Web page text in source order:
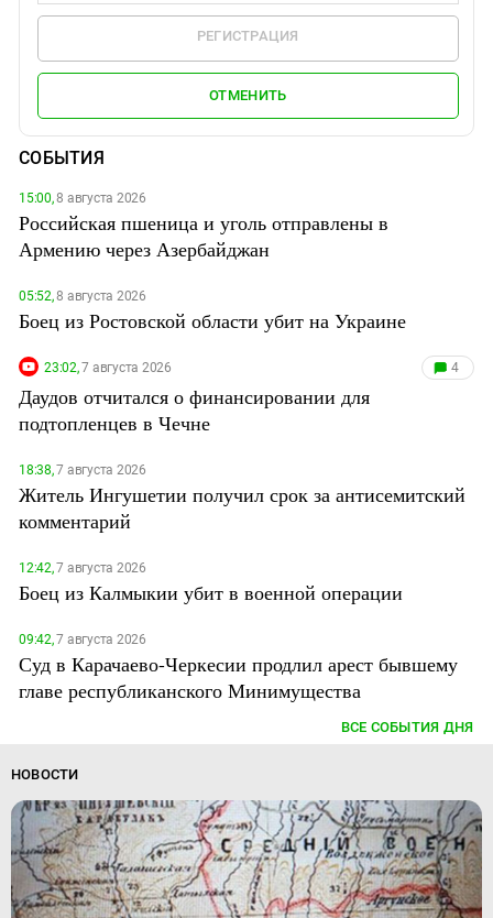
РЕГИСТРАЦИЯ
ОТМЕНИТЬ
СОБЫТИЯ
15:00,8 августа 2026
Российская пшеница и уголь отправлены в
Армению через Азербайджан
05:52,8 августа 2026
Боец из Ростовской области убит на Украине
23:02,7 августа 2026 4
Даудов отчитался о финансировании для
подтопленцев в Чечне
18:38,7 августа 2026
Житель Ингушетии получил срок за антисемитский
комментарий
12:42,7 августа 2026
Боец из Калмыкии убит в военной операции
09:42,7 августа 2026
Суд в Карачаево-Черкесии продлил арест бывшему
главе республиканского Минимущества
ВСЕ СОБЫТИЯ ДНЯ
НОВОСТИ